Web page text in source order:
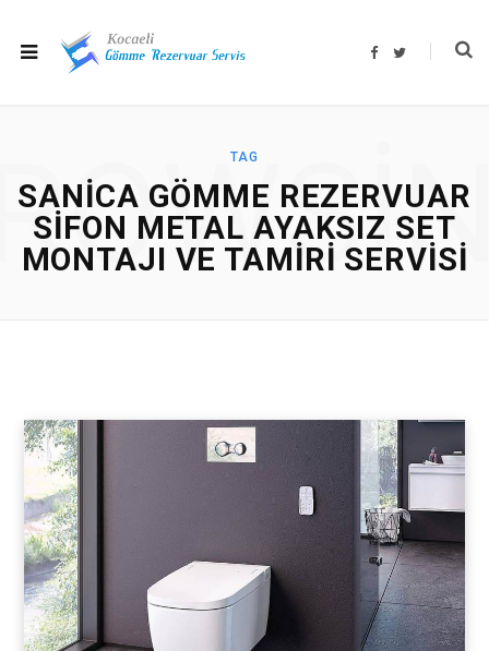
F
T
TAG
SANICA GÖMME REZERVUAR
SIFON METAL AYAKSIZ SET
MONTAJI VE TAMIRI SERVISI